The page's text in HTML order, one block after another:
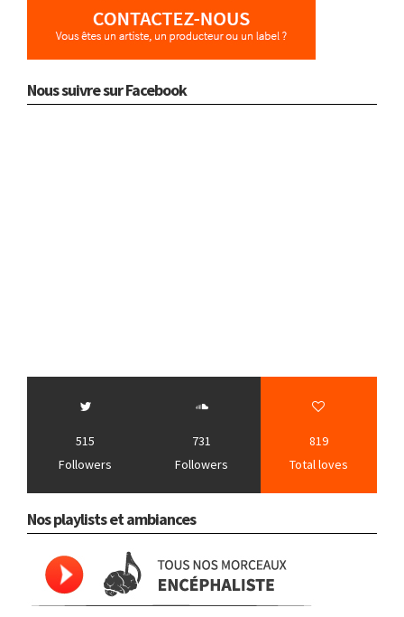
Nous suivre sur Facebook
515
Followers
731
Followers
819
Total loves
Nos playlists et ambiances